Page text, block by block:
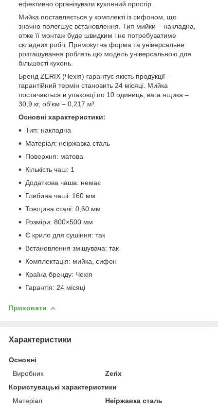
ефективно організувати кухонний простір.
Мийка поставляється у комплекті із сифоном, що
значно полегшує встановлення. Тип мийки – накладна,
отже її монтаж буде швидким і не потребуватиме
складних робіт. Прямокутна форма та універсальне
розташування роблять цю модель універсальною для
більшості кухонь.
Бренд ZERIX (Чехія) гарантує якість продукції –
гарантійний термін становить 24 місяці. Мийка
постачається в упаковці по 10 одиниць, вага ящика –
30,9 кг, об’єм – 0,217 м³.
Основні характеристики:
Тип: накладна
Матеріал: неіржавка сталь
Поверхня: матова
Кількість чаш: 1
Додаткова чаша: немає
Глибина чаші: 160 мм
Товщина сталі: 0,60 мм
Розміри: 800×500 мм
Є крило для сушіння: так
Встановлення змішувача: так
Комплектація: мийка, сифон
Країна бренду: Чехія
Гарантія: 24 місяці
Приховати
Характеристики
Основні
Виробник
Zerix
Користувацькі характеристики
Матеріал
Неіржавка сталь